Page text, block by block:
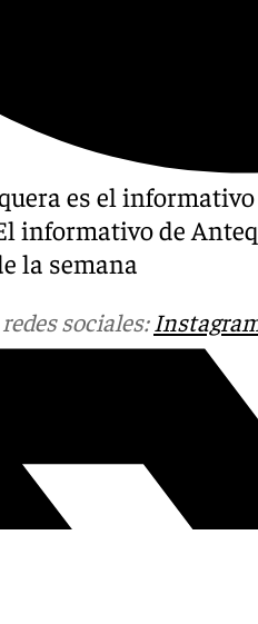
es el
informativo de
la semana
sociales: